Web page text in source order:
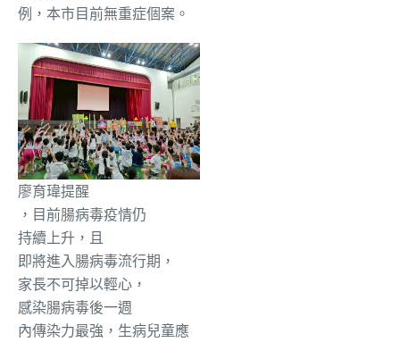
例，本市目前無重症個案 。
廖育瑋提醒
， 目前腸病毒疫情仍
持續上升， 且
即將進入腸病毒流行期，
家長不可掉以輕心 ，
感染腸病毒後一週
內傳染力最強，生病兒童應